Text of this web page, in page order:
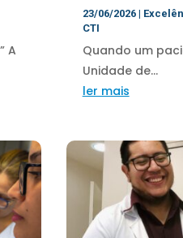
A
23/06/2026|
CTI
Quando um
Unidade de...
ler mais